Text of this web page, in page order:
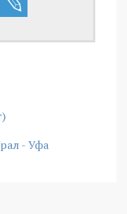
- Уфа